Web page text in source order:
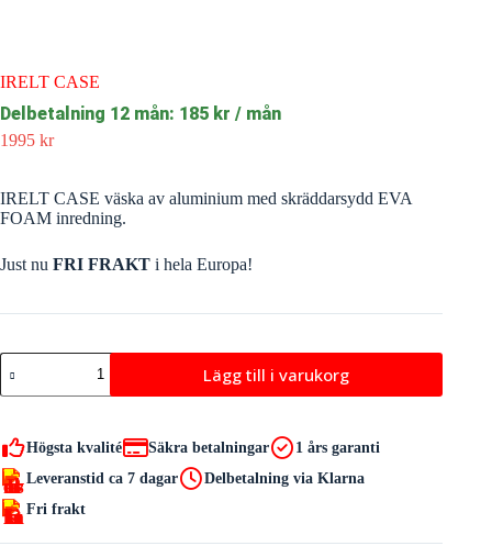
IRELT CASE
Delbetalning 12 mån: 185 kr / mån
1995 kr
IRELT CASE väska av aluminium med skräddarsydd EVA
FOAM inredning.
Just nu FRI FRAKT i hela Europa!
IRELT
CASE
mängd
Lägg till i varukorg
Högsta kvalité Säkra betalningar
1 års garanti
Leveranstid ca 7 dagar
Delbetalning via Klarna
Fri frakt